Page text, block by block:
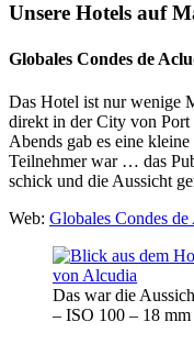
Unsere Hotels auf
Globales Condes de
Das Hotel ist nur wenige
direkt in der City von Port
Abends gab es eine
Teilnehmer war … das
schick und die Aussicht
Web: Globales Condes
Das war die
– ISO 100 – 18